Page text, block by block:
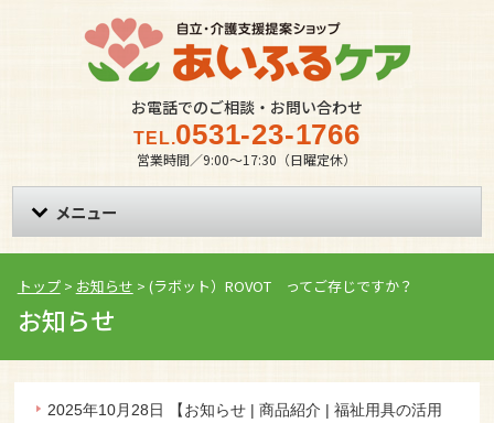
お電話でのご相談・お問い合わせ
TEL.0531-23-1766
営業時間／9:00〜17:30（日曜定休）
メニュー
トップ> お知らせ > (ラボット）ROVOT ってご存じですか？
お知らせ
2025年10月28日 【お知らせ |商品紹介 |福祉用具の活用